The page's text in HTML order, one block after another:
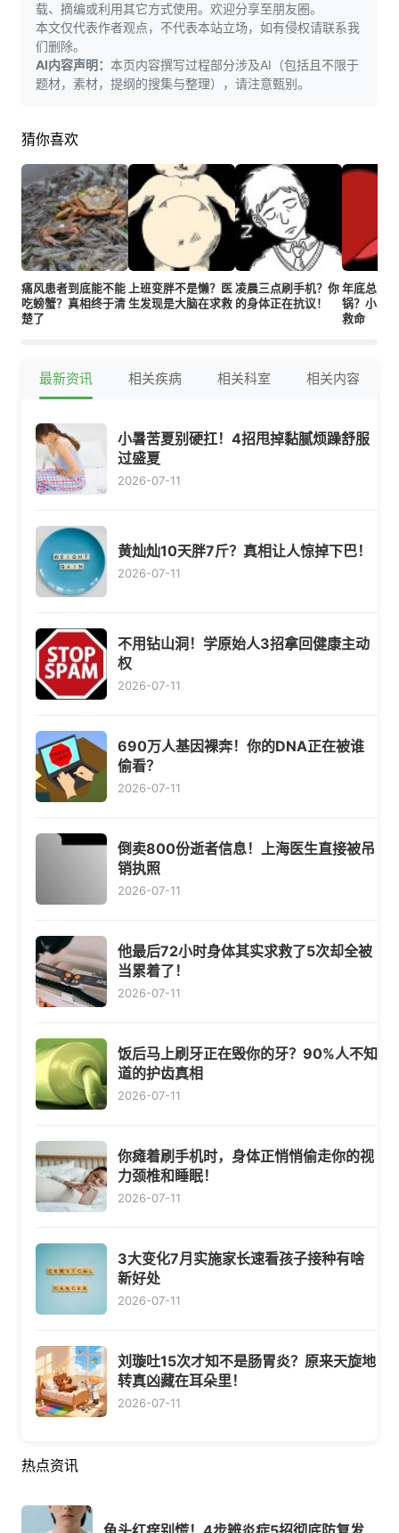
载、摘编或利用其它方式使用。欢迎分享至朋友圈。
本文仅代表作者观点，不代表本站立场，如有侵权请联系我
们删除。
AI内容声明： 本页内容撰写过程部分涉及AI（包括且不限于
题材，素材，提纲的搜集与整理），请注意甄别。
猜你喜欢
痛风患者到底能不能
吃螃蟹？真相终于清
楚了
上班变胖不是懒？医
生发现是大脑在求救
凌晨三点刷手机？你
的身体正在抗议！
年底总熬
锅？小心
救命
最新资讯 相关疾病 相关科室 相关内容
小暑苦夏别硬扛！4招甩掉黏腻烦躁舒服
过盛夏
2026-07-11
黄灿灿10天胖7斤？真相让人惊掉下巴！
2026-07-11
不用钻山洞！学原始人3招拿回健康主动
权
2026-07-11
690万人基因裸奔！你的DNA正在被谁
偷看？
2026-07-11
倒卖800份逝者信息！上海医生直接被吊
销执照
2026-07-11
他最后72小时身体其实求救了5次却全被
当累着了！
2026-07-11
饭后马上刷牙正在毁你的牙？90%人不知
道的护齿真相
2026-07-11
你瘫着刷手机时，身体正悄悄偷走你的视
力颈椎和睡眠！
2026-07-11
3大变化7月实施家长速看孩子接种有啥
新好处
2026-07-11
刘璇吐15次才知不是肠胃炎？原来天旋地
转真凶藏在耳朵里！
2026-07-11
热点资讯